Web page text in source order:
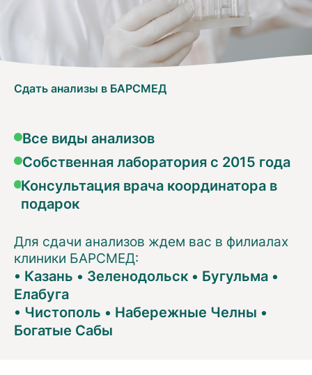
Сдать анализы в БАРСМЕД
Все виды анализов
Собственная лаборатория с 2015 года
Консультация врача координатора в
подарок
Для сдачи анализов ждем вас в филиалах
клиники БАРСМЕД:
• Казань • Зеленодольск • Бугульма •
Елабуга
• Чистополь • Набережные Челны •
Богатые Сабы